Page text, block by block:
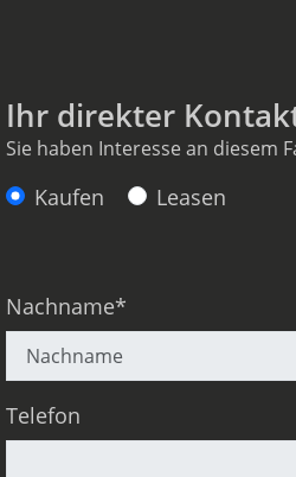
Ihr direkter
Sie haben Interesse an diesem
Anfragetyp
Kaufen Leasen
Nachname*
Telefon